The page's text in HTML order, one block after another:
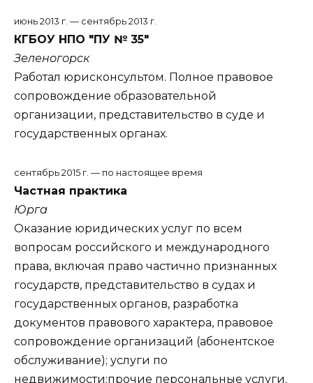
июнь 2013 г. — сентябрь 2013 г.
КГБОУ НПО "ПУ № 35"
Зеленогорск
Работал юрисконсультом. Полное правовое
сопровождение образовательной
организации, представительство в суде и
государственных органах.
сентябрь 2015 г. — по настоящее время
Частная практика
Юрга
Оказание юридических услуг по всем
вопросам российского и международного
права, включая право частично признанных
государств, представительство в судах и
государственных органов, разработка
документов правового характера, правовое
сопровождение организаций (абонентское
обслуживание); услуги по
недвижимости;прочие персональные услуги.